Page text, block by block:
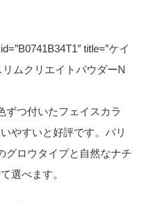
title=”ケイ
ムクリエイトパウダーN
ずつ付いたフェイスカラ
やすいと好評です。バリ
グロウタイプと自然なナチ
選べます。